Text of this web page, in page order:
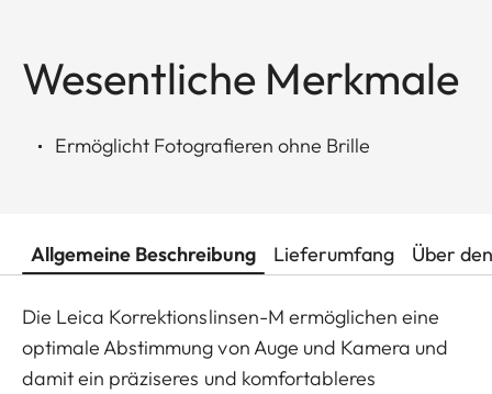
Wesentliche Merkmale
Ermöglicht Fotografieren ohne Brille
Allgemeine Beschreibung Lieferumfang Über
Die Leica Korrektionslinsen-M ermöglichen eine
optimale Abstimmung von Auge und Kamera und
damit ein präziseres und komfortableres